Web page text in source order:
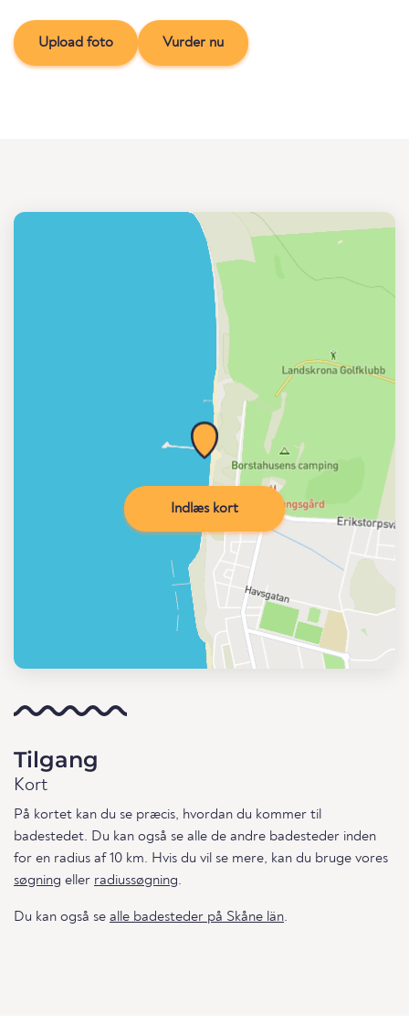
Upload foto Vurder nu
Indlæs kort
Tilgang
Kort
På kortet kan du se præcis, hvordan du kommer til
badestedet. Du kan også se alle de andre badesteder inden
for en radius af 10 km. Hvis du vil se mere, kan du bruge vores
søgning eller radiussøgning.
Du kan også se alle badesteder på Skåne län.